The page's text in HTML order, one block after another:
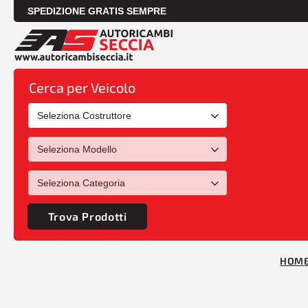
SPEDIZIONE GRATIS SEMPRE
Cerca per Veicolo
Trova Prodotti